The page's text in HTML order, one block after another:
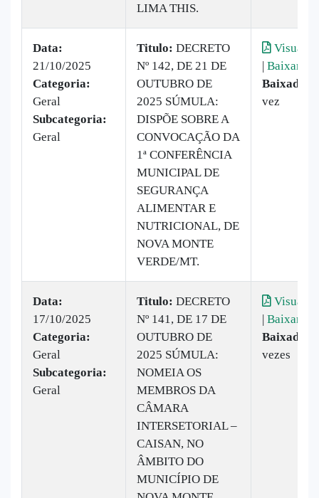
LIMA THIS.
Data:
21/10/2025
Categoria:
Geral
Subcategoria:
Geral
Titulo: DECRETO
Nº 142, DE 21 DE
OUTUBRO DE
2025 SÚMULA:
DISPÕE SOBRE A
CONVOCAÇÃO DA
1ª CONFERÊNCIA
MUNICIPAL DE
SEGURANÇA
ALIMENTAR E
NUTRICIONAL, DE
NOVA MONTE
VERDE/MT.
| Baixar
Baixado:
vez
Data:
17/10/2025
Categoria:
Geral
Subcategoria:
Geral
Titulo: DECRETO
Nº 141, DE 17 DE
OUTUBRO DE
2025 SÚMULA:
NOMEIA OS
MEMBROS DA
CÂMARA
INTERSETORIAL –
CAISAN, NO
ÂMBITO DO
MUNICÍPIO DE
| Baixar
Baixado:
vezes